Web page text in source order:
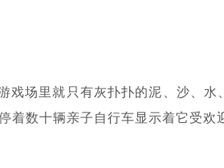
戏场里就只有灰扑扑的泥、沙、
着数十辆亲子自行车显示着它受欢